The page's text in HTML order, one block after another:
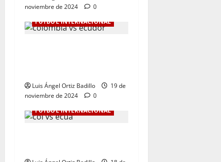
noviembre de 2024
0
FÚTBOL INTERNACIONAL
Luis Ángel Ortiz Badillo
19 de
noviembre de 2024
0
FÚTBOL INTERNACIONAL